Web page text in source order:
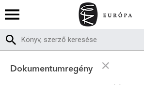
Dokumentumregény